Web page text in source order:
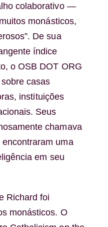
colaborativo —
monásticos,
De sua
índice
, o OSB DOT ORG
casas
instituições
Seus
chamava
uma
em seu
Richard foi
monásticos. O